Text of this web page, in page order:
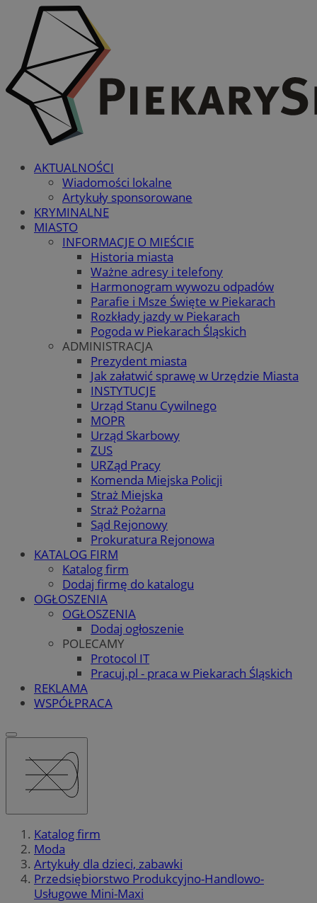
AKTUALNOŚCI
Wiadomości lokalne
Artykuły sponsorowane
KRYMINALNE
MIASTO
INFORMACJE O MIEŚCIE
Historia miasta
Ważne adresy i telefony
Harmonogram wywozu odpadów
Parafie i Msze Święte w Piekarach
Rozkłady jazdy w Piekarach
Pogoda w Piekarach Śląskich
ADMINISTRACJA
Prezydent miasta
Jak załatwić sprawę w Urzędzie Miasta
INSTYTUCJE
Urząd Stanu Cywilnego
MOPR
Urząd Skarbowy
ZUS
URZąd Pracy
Komenda Miejska Policji
Straż Miejska
Straż Pożarna
Sąd Rejonowy
Prokuratura Rejonowa
KATALOG FIRM
Katalog firm
Dodaj firmę do katalogu
OGŁOSZENIA
OGŁOSZENIA
Dodaj ogłoszenie
POLECAMY
Protocol IT
Pracuj.pl - praca w Piekarach Śląskich
REKLAMA
WSPÓŁPRACA
Katalog firm
Moda
Artykuły dla dzieci, zabawki
Przedsiębiorstwo Produkcyjno-Handlowo-
Usługowe Mini-Maxi